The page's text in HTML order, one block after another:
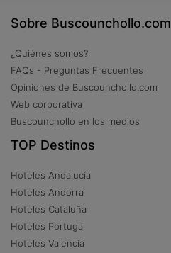
Sobre Buscounchollo.com
¿Quiénes somos?
FAQs - Preguntas Frecuentes
Opiniones de Buscounchollo.com
Web corporativa
Buscounchollo en los medios
TOP Destinos
Hoteles Andalucía
Hoteles Andorra
Hoteles Cataluña
Hoteles Portugal
Hoteles Valencia